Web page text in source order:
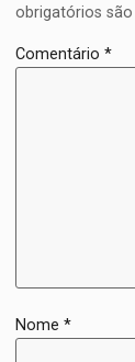
obrigatórios
Comentário*
Nome*